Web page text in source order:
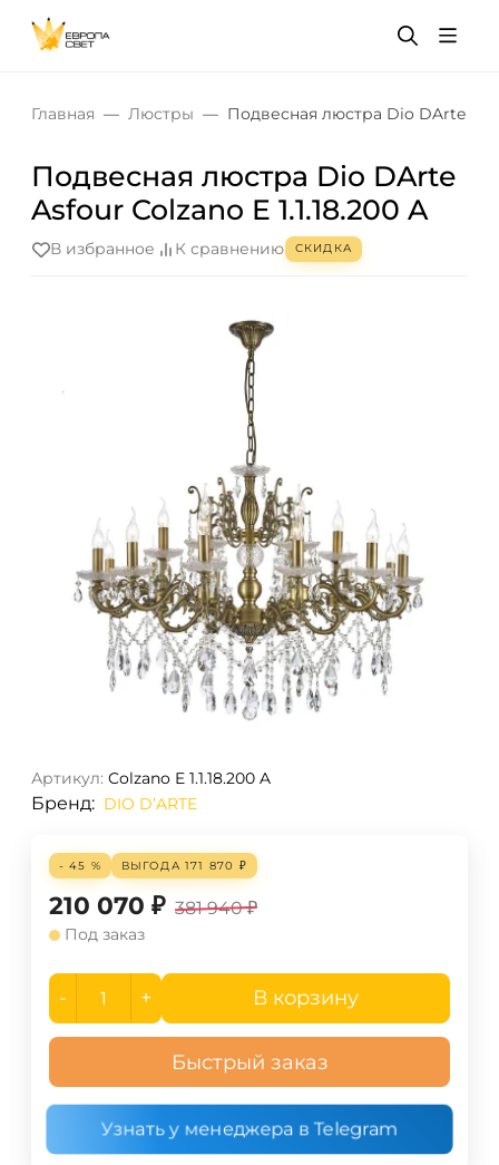
Главная Люстры Подвесная люстра Dio DArte
Подвесная люстра Dio DArte
Asfour Colzano E 1.1.18.200 A
В избранное К сравнению СКИДКА
Артикул: Colzano E 1.1.18.200 A
Бренд: DIO D’ARTE
- 45 % ВЫГОДА 171 870 ₽
210 070 ₽ 381 940 ₽
Под заказ
- + В корзину
Быстрый заказ
Узнать у менеджера в Telegram